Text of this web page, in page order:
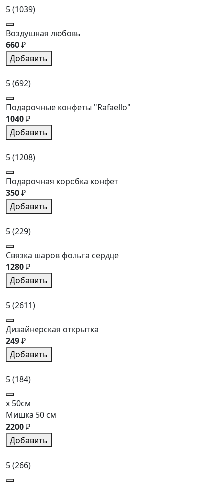
5(1039)
Воздушная любовь
660₽
Добавить
5(692)
Подарочные конфеты "Rafaello"
1040₽
Добавить
5(1208)
Подарочная коробка конфет
350₽
Добавить
5(229)
Связка шаров фольга сердце
1280₽
Добавить
5(2611)
Дизайнерская открытка
249₽
Добавить
5(184)
x 50см
Мишка 50 см
2200₽
Добавить
5(266)